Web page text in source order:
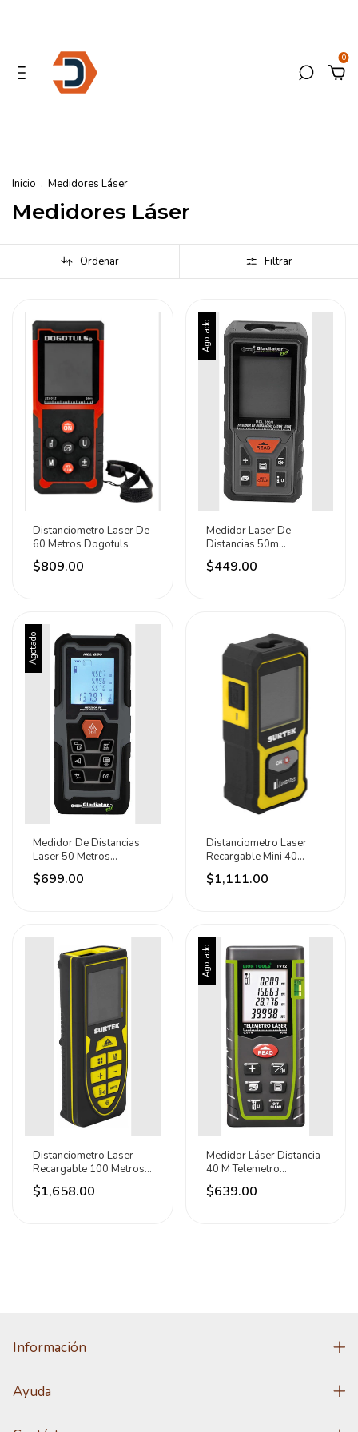
0
Inicio . Medidores Láser
Medidores Láser
Ordenar Filtrar
Distanciometro Laser De
60 Metros Dogotuls
$809.00
Agotado
Medidor Laser De
Distancias 50m
Gladiator
$449.00
Agotado
Medidor De Distancias
Laser 50 Metros
Gladiator Pro
$699.00
Distanciometro Laser
Recargable Mini 40
Metros Surtek
$1,111.00
Distanciometro Laser
Recargable 100 Metros
Surtek
$1,658.00
Agotado
Medidor Láser Distancia
40 M Telemetro
Distanciometro Lion
$639.00
Información
Ayuda